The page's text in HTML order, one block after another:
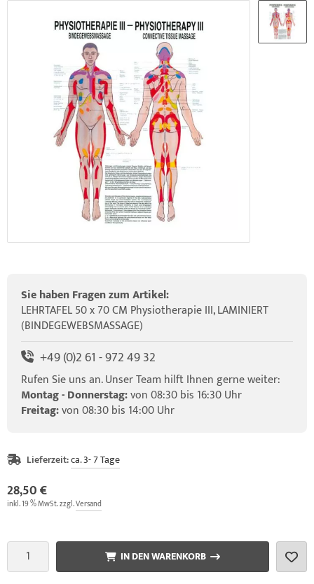
Sie haben Fragen zum Artikel:
LEHRTAFEL 50 x 70 CM Physiotherapie III, LAMINIERT
(BINDEGEWEBSMASSAGE)
+49 (0)2 61 - 972 49 32
Rufen Sie uns an. Unser Team hilft Ihnen gerne weiter:
Montag - Donnerstag:von 08:30 bis 16:30 Uhr
Freitag:von 08:30 bis 14:00 Uhr
Lieferzeit:ca. 3- 7 Tage
28,50 €
inkl. 19 % MwSt. zzgl.Versand
IN DEN WARENKORB
Vintage Series
Elasko (NEU IM SORTIMENT)
& Zubehör
Vertikalzug
Trainingstische